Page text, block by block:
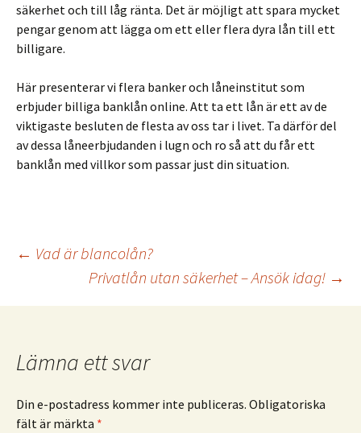
säkerhet och till låg ränta. Det är möjligt att spara mycket
pengar genom att lägga om ett eller flera dyra lån till ett
billigare.
Här presenterar vi flera banker och låneinstitut som
erbjuder billiga banklån online. Att ta ett lån är ett av de
viktigaste besluten de flesta av oss tar i livet. Ta därför del
av dessa låneerbjudanden i lugn och ro så att du får ett
banklån med villkor som passar just din situation.
Inläggsnavigering
← Vad är blancolån?
Privatlån utan säkerhet – Ansök idag! →
Lämna ett svar
Din e-postadress kommer inte publiceras. Obligatoriska
fält är märkta *